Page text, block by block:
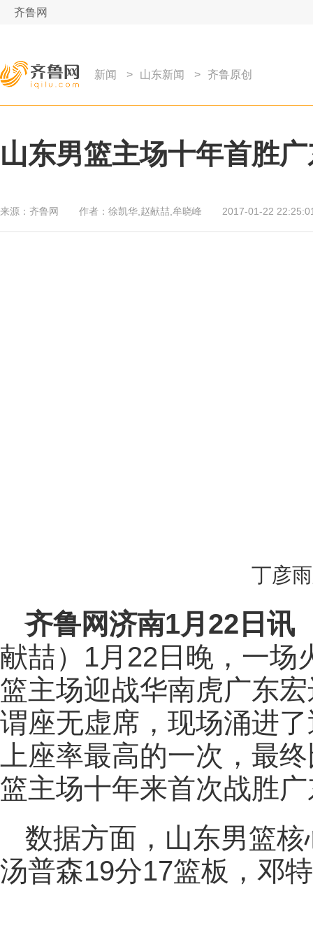
齐鲁网
新闻 > 山东新闻 > 齐鲁原创
山东男篮主场十年首胜
来源： 齐鲁网 作者： 徐凯华,赵献喆,牟晓峰 2017-01-22
丁彦
齐鲁网济南1月22日讯
献喆）1月22日晚，一场
篮主场迎战华南虎广东
谓座无虚席，现场涌进
上座率最高的一次，最
篮主场十年来首次战胜
数据方面，山东男篮
汤普森19分17篮板，邓